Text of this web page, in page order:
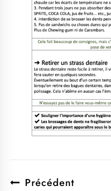
Précédent